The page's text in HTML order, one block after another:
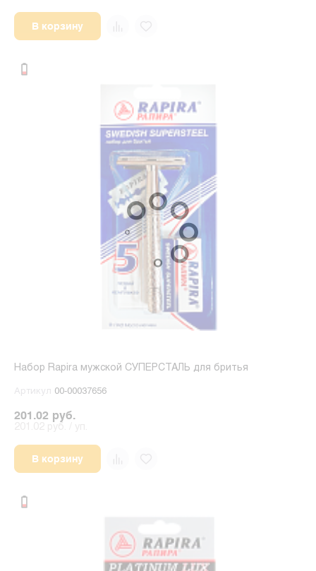
В корзину
Набор Rapira мужской СУПЕРСТАЛЬ для бритья
Артикул 00-00037656
201.02 руб.
В корзину